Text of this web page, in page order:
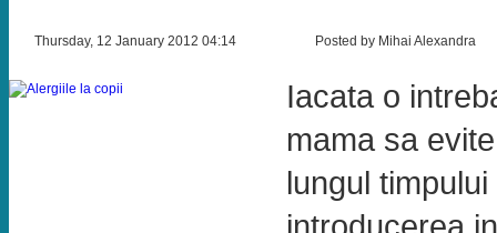
Thursday, 12 January 2012 04:14 Posted by Mihai Alexandra
Iacata o
mama sa
lungul